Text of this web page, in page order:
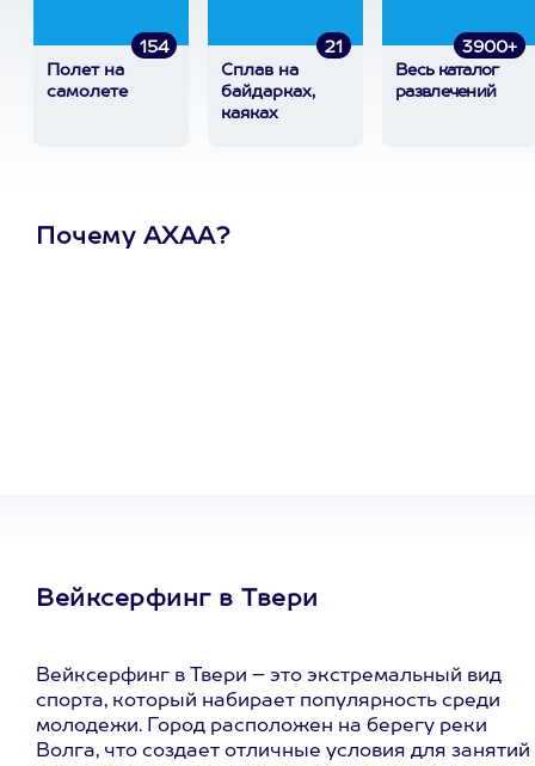
154
Полет на
самолете
21
Сплав на
байдарках,
каяках
3900+
Весь каталог
развлечений
Почему АХАА?
Вейксерфинг в Твери
Вейксерфинг в Твери – это экстремальный вид
спорта, который набирает популярность среди
молодежи. Город расположен на берегу реки
Волга, что создает отличные условия для занятий